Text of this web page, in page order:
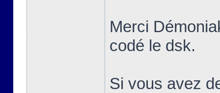
Merci
codé le dsk.
Si vous avez